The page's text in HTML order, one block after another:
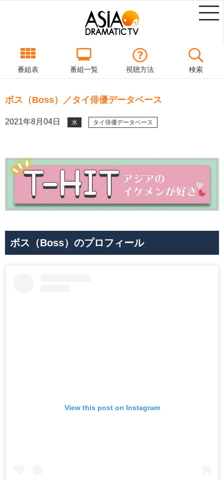
番組表 番組一覧 視聴方法 検索
ボス（Boss）／タイ俳優データベース
2021年8月04日 水 タイ俳優データベース
ボス（Boss）のプロフィール
View this post on Instagram